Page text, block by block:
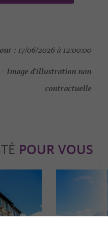
: 17/06/2026 à 12:00:00
-Image d'illustration non
contractuelle
POUR VOUS